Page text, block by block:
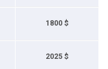
1800 $
2025 $